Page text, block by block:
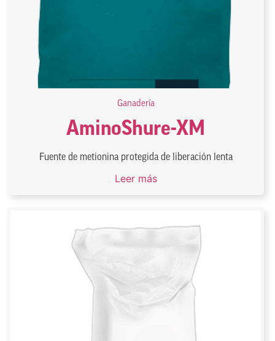
Ganadería
AminoShure-XM
Fuente de metionina protegida de liberación lenta
Leer más